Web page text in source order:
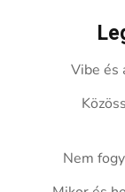
Vibe és
Nem